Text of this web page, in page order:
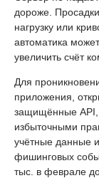
дороже.
нагрузку или
автоматика
увеличить счёт
Для
приложения,
защищённые API,
избыточными
учётные данные
фишинговых
тыс. в феврале